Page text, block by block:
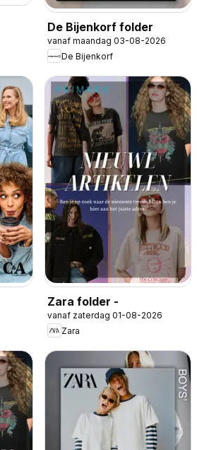
De Bijenkorf folder
vanaf maandag 03-08-2026
De Bijenkorf
Zara folder -
vanaf zaterdag 01-08-2026
Zara